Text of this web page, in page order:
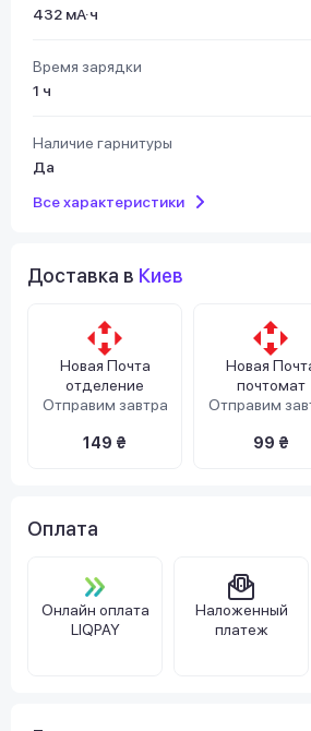
432 мА·ч
Время зарядки
1 ч
Наличие гарнитуры
Да
Все характеристики
Доставка в Киев
Новая Почта
отделение
Отправим завтра
149 ₴
Новая
почтомат
Отправим
99 ₴
Оплата
Онлайн оплата
LIQPAY
Наложенный
платеж